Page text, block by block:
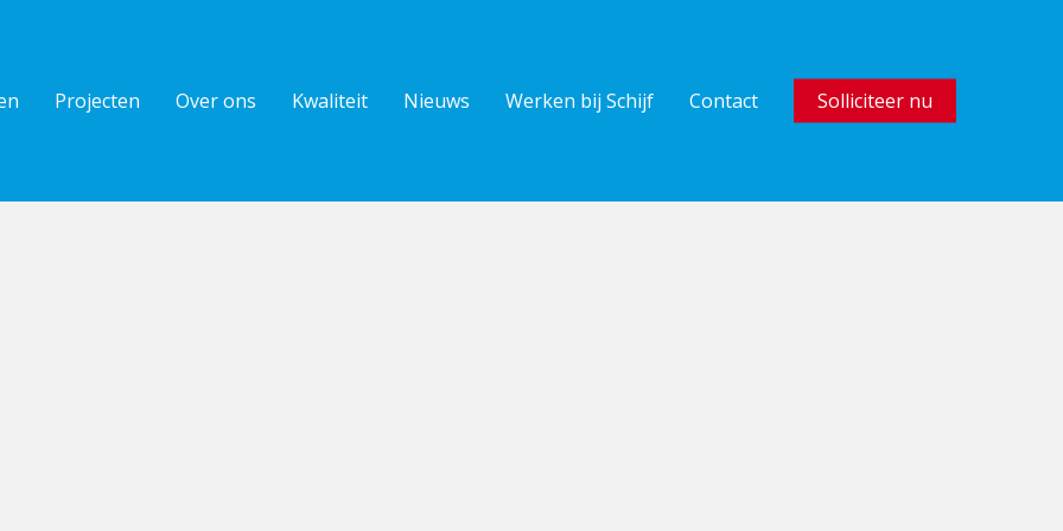
Projecten Over ons Kwaliteit Nieuws Werken bij Schijf Contact Solliciteer nu